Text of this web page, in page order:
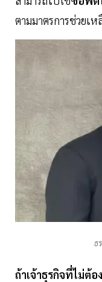
ตามมาตรการช่วยเ
ธ
ถ้าเจ้าธุรกิจที่ไม่ต้